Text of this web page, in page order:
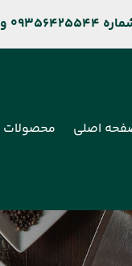
بگیرید.
اصلی محصولات